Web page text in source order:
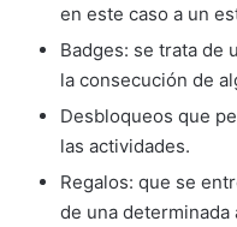
en este caso a un
Badges: se trata de
la consecución de
Desbloqueos que
las actividades.
Regalos: que se
de una determinada